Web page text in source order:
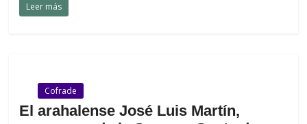
Leer más
Cofrade
El arahalense José Luis Martín,